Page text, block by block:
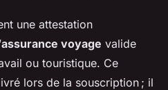
une attestation
assurance voyage valide
ou touristique. Ce
lors de la souscription ; il